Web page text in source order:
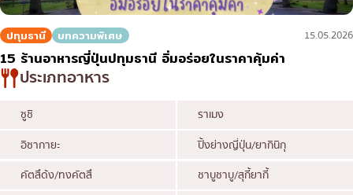
ขนมหวานญี่ปุ่น
เทมปุระ
โอมากาเสะ
อารีย์
สีลม
สาทร
ปทุมธานี บทความพิเศษ
15 ร้านอาหารญี่ปุ่นปทุมธานี อิ่มอร่อยในราคาคุ้มค่า
15.05.2026
ประเภทอาหาร
ซูชิ
ราเมง
อิซากายะ
ปิ้งย่างญี่ปุ่น/ยากินิกุ
คัตสึด้ง/ทงคัตสึ
ชาบูชาบู/สุกี้ยากี้